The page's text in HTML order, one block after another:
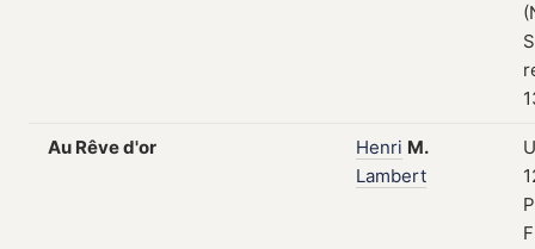
Au Rêve d'or Henri M.
Lambert